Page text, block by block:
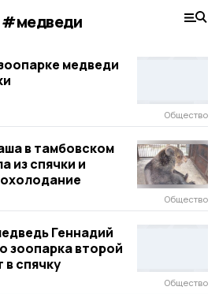
#медведи
медведи
Общество
в тамбовском
из спячки и
Общество
Геннадий
зоопарка второй
в спячку
Общество